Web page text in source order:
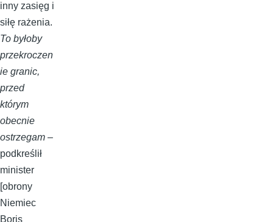
inny zasięg i
siłę rażenia.
To byłoby
przekroczen
ie granic,
przed
którym
obecnie
ostrzegam –
podkreślił
minister
[obrony
Niemiec
Boris